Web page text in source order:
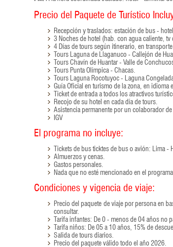
Precio del Paquete de Turístico
Recepción y traslados: estación de bus -
3 Noches de hotel (hab. con agua caliente, tv
4 Días de tours según itinerario, en
Tours Laguna de Llaganuco - Callejón de
Tours Chavín de Huantar - Valle de
Tours Punta Olímpica - Chacas.
Tours Laguna Rocotuyoc - Laguna
Guía Oficial en turismo de la zona, en idioma
Ticket de entrada a todos los atractivos
Recojo de su hotel en cada día de tours.
Asistencia permanente por un colaborador de
IGV
El programa no incluye:
Tickets de bus ticktes de bus o avión: Lima -
Almuerzos y cenas.
Gastos personales.
Nada que no esté mencionado en el programa.
Condiciones y vigencia de viaje:
Precio del paquete de viaje por persona en
consultar.
Tarifa infantes: De 0 - menos de 04 años no
Tarifa niños: De 05 a 10 años, 15% de
Salida de tours diarios.
Precio del paquete válido todo el año 2026.